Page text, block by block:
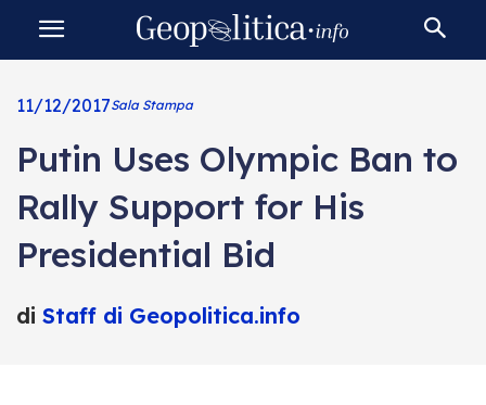
11/12/2017Sala Stampa
Putin Uses Olympic Ban to
Rally Support for His
Presidential Bid
di Staff di Geopolitica.info